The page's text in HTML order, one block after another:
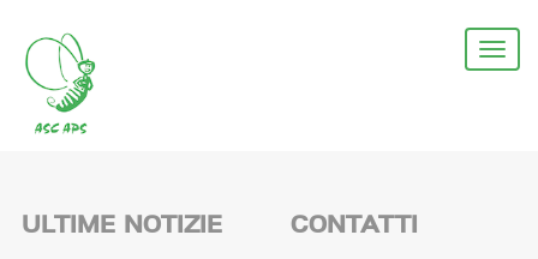
contenuto
principale
ULTIME NOTIZIE CONTATTI